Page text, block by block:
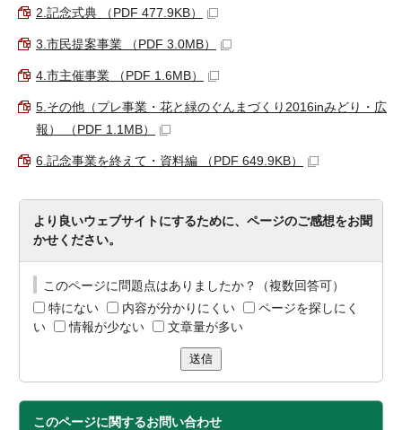
2.記念式典 （PDF 477.9KB）
3.市民提案事業 （PDF 3.0MB）
4.市主催事業 （PDF 1.6MB）
5.その他（プレ事業・花と緑のぐんまづくり2016inみどり・広
報） （PDF 1.1MB）
6.記念事業を終えて・資料編 （PDF 649.9KB）
より良いウェブサイトにするために、ページのご感想をお聞
かせください。
このページに問題点はありましたか？（複数回答可）
特にない
内容が分かりにくい
ページを探しにく
い
情報が少ない 文章量が多い
送信
このページに関するお問い合わせ